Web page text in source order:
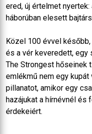
ered, új értelmet
háborúban elesett
Közel 100 évvel később,
és a vér keveredett, egy
The Strongest hőseinek
emlékmű nem egy kupát
pillanatot, amikor egy
hazájukat a hírnévnél
érdekeiért.